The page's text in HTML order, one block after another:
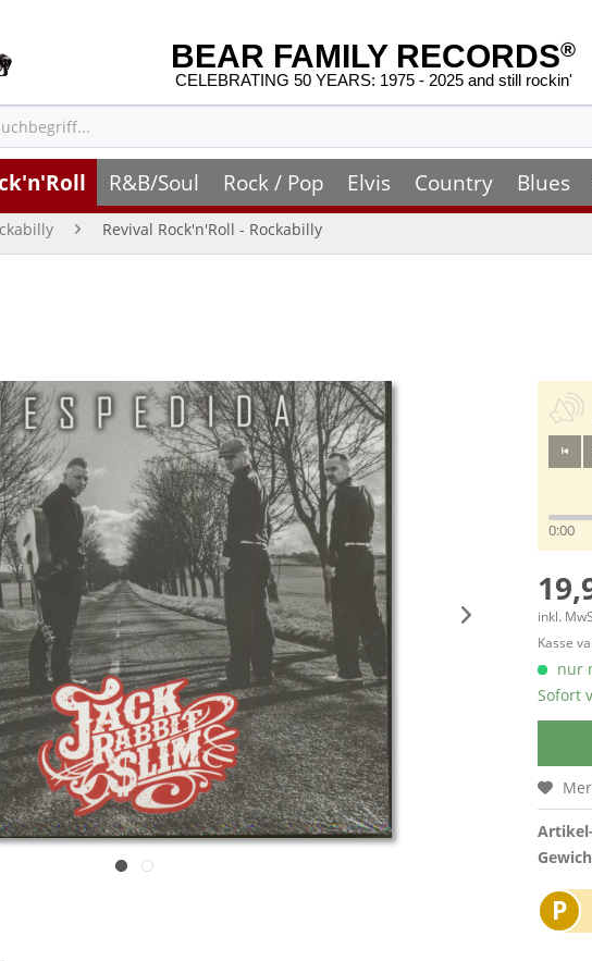
BEAR FAMILY RECORDS®
CELEBRATING 50 YEARS: 1975 - 2025 and still rockin'
R&B/Soul Rock / Pop Elvis Country Blues
Revival Rock'n'Roll - Rockabilly
0:00
inkl.
Kasse
nur
Sofort
P